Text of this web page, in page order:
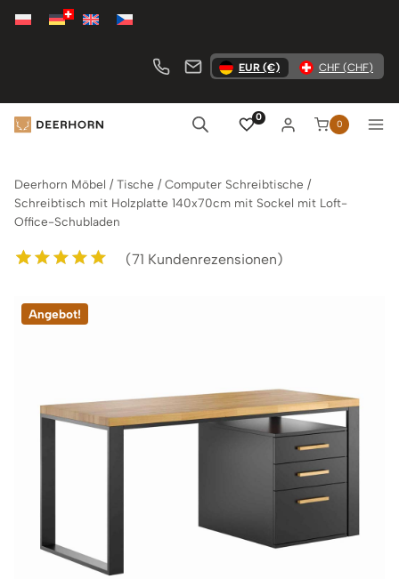
Zum
EUR (€) CHF (CHF)
0
0
Deerhorn Möbel /Tische /Computer Schreibtische /
Schreibtisch mit Holzplatte 140x70cm mit Sockel mit Loft-
Office-Schubladen
5.00von 5,
basierend auf
(71 Kundenrezensionen)
Angebot!